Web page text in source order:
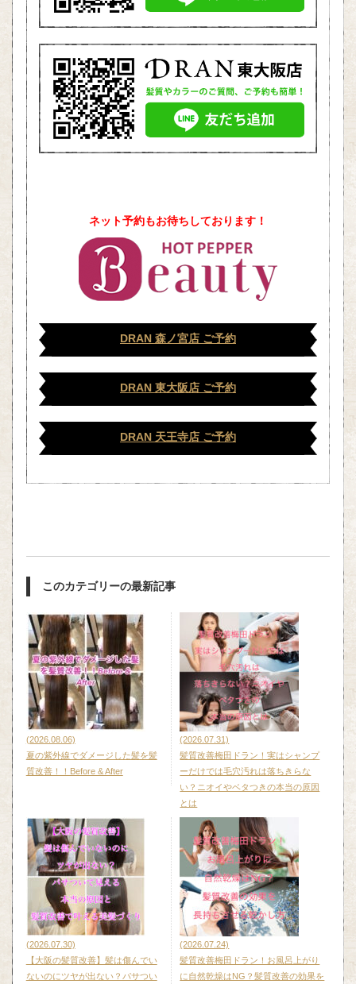
ネット予約もお待ちしております！
DRAN 森ノ宮店 ご予約
DRAN 東大阪店 ご予約
DRAN 天王寺店 ご予約
このカテゴリーの最新記事
(2026.08.06)
夏の紫外線でダメージした髪を髪
質改善！！Before & After
(2026.07.31)
髪質改善梅田ドラン！実はシャンプ
ーだけでは毛穴汚れは落ちきらな
い？ニオイやベタつきの本当の原因
とは
(2026.07.30)
【大阪の髪質改善】髪は傷んでい
ないのにツヤが出ない？パサつい
(2026.07.24)
髪質改善梅田ドラン！お風呂上がり
に自然乾燥はNG？髪質改善の効果を